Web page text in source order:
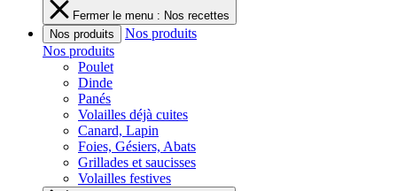
Fermer le menu : Nos recettes
Nos produits
Nos produits
Nos produits
Poulet
Dinde
Panés
Volailles déjà cuites
Canard, Lapin
Foies, Gésiers, Abats
Grillades et saucisses
Volailles festives